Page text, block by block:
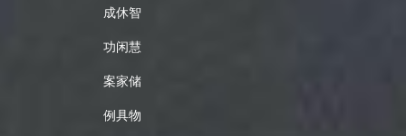
成
功
案
例
休
闲
家
具
智
慧
储
物